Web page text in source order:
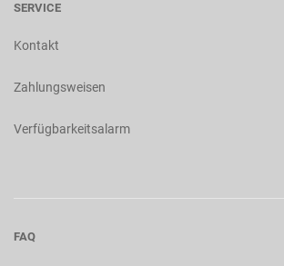
SERVICE
Kontakt
Zahlungsweisen
Verfügbarkeitsalarm
FAQ